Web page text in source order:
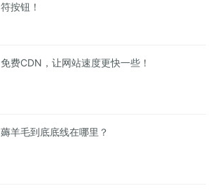
符按钮！
免费CDN，让网站速度更快一些！
薅羊毛到底底线在哪里？